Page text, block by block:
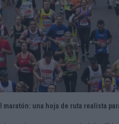
maratón: una hoja de ruta realista